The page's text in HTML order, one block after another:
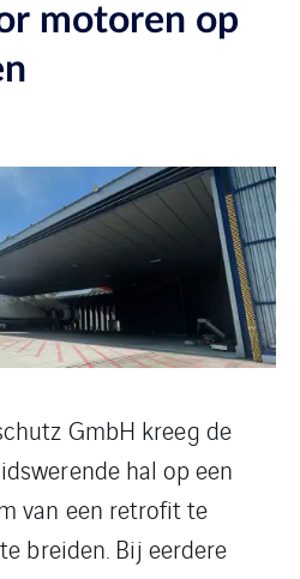
motoren op
GmbH kreeg de
hal op een
van een retrofit te
breiden. Bij eerdere